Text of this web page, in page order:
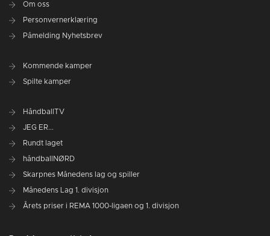
Om oss
Personvernerklæring
Påmelding Nyhetsbrev
Kommende kamper
Spilte kamper
HåndballTV
JEG ER...
Rundt laget
håndballNØRD
Skarpnes Månedens lag og spiller
Månedens Lag 1. divisjon
Årets priser i REMA 1000-ligaen og 1. divisjon